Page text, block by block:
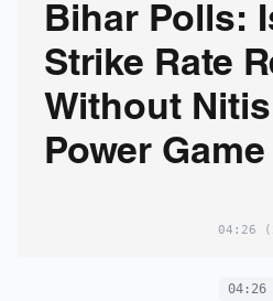
Bihar Polls:
Strike Rate
Without
Power Game
04:26
04:26